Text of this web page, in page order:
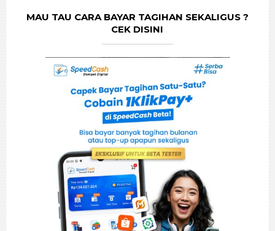
MAU TAU CARA BAYAR TAGIHAN SEKALIGUS ?
CEK DISINI